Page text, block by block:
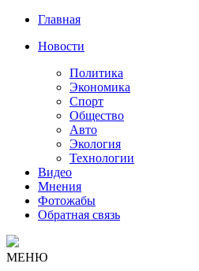
Главная
Новости
Политика
Экономика
Спорт
Общество
Авто
Экология
Технологии
Видео
Мнения
Фотожабы
Обратная связь
МЕНЮ